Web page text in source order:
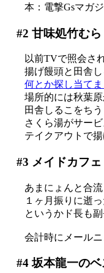
本：電撃Gsマガ
#2 甘味処竹むら
以前TVで照会さ
揚げ饅頭と田舎
何とか探し当て
場所的には秋葉
田舎しるこをち
さくら湯がサー
テイクアウトで
#3 メイドカフェ
あまにょんと合
１ヶ月振りに逝
というかド長も
会計時にメール
#4坂本龍一のベ